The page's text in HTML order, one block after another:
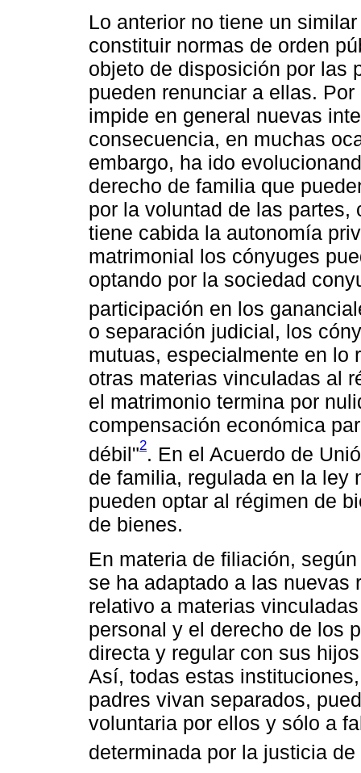
Lo anterior no tiene un
constituir normas de orden
objeto de disposición por las
pueden renunciar a ellas.
impide en general nuevas
consecuencia, en muchas
embargo, ha ido
derecho de familia que
por la voluntad de las
tiene cabida la autonomía
matrimonial los cónyuges
optando por la sociedad
participación en los
o separación judicial, los
mutuas, especialmente en lo
otras materias vinculadas al
el matrimonio termina por
compensación económica
débil"2. En el Acuerdo de
de familia, regulada en la ley
pueden optar al régimen de
de bienes.
En materia de filiación,
se ha adaptado a las nuevas
relativo a materias
personal y el derecho de los
directa y regular con sus
Así, todas estas
padres vivan separados,
voluntaria por ellos y sólo a
determinada por la justicia